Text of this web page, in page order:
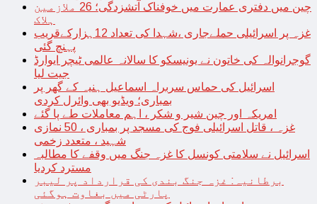
چین میں دفتری عمارت میں خوفناک آتشزدگی؛ 26 ملازمین
ہلاک
غزہ پر اسرائیلی حملےجاری ،شہدا کی تعداد 12ہزارکےقریب
پہنچ گئی
گوجرانوالہ کی خاتون نے یونیسکو کا سالانہ عالمی ٹیچر ایوارڈ
جیت لیا
اسرائیل کی حماس سربراہ اسماعیل ہنیہ کے گھر پر
بمباری؛ ویڈیو بھی وائرل کردی
امریکہ اور چین شیر و شکر ، اہم معاملات طے پا گئے
غزہ ، قاتل اسرائیلی فوج کی مسجد پر بمباری ، 50 نمازی
شہید ، متعدد زخمی
اسرائیل نے سلامتی کونسل کا غزہ جنگ میں وقفے کا مطالبہ
مسترد کردیا
برطانیہ: غزہ جنگ بندی کی قرارداد پر لیبر
پارٹی میں بغاوت ہوگئی